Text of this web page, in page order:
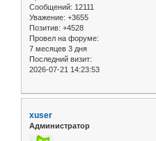
Сообщений: 12111
Уважение: +3655
Позитив: +4528
Провел на форуме:
7 месяцев 3 дня
Последний визит:
2026-07-21 14:23:53
xuser
Администратор